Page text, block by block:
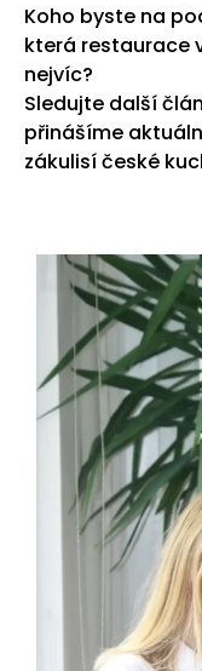
Koho byste na
která restaurace
nejvíc?
Sledujte další
přinášíme
zákulisí české